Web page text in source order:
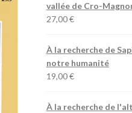
vallée de Cro-
27,00€
À la recherche de
notre humanité
19,00€
À la recherche de